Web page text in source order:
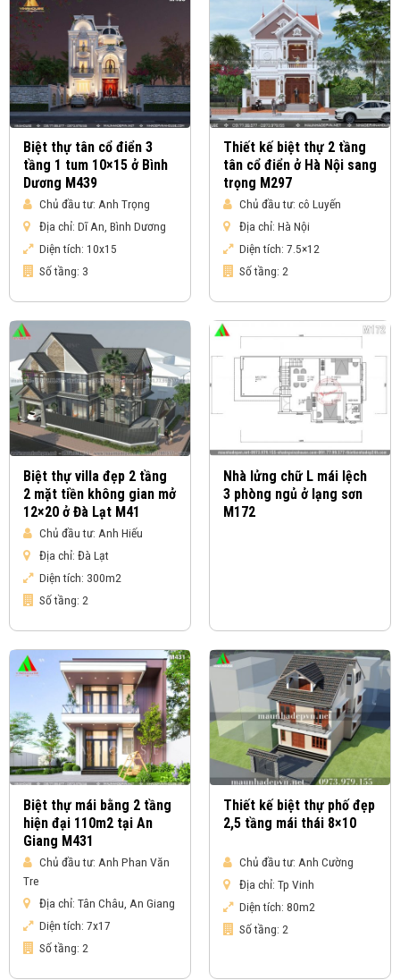
Biệt thự tân cổ điển 3
tầng 1 tum 10×15 ở Bình
Dương M439
Chủ đầu tư: Anh Trọng
Địa chỉ: Dĩ An, Bình Dương
Diện tích: 10x15
Số tầng: 3
Thiết kế biệt thự 2 tầng
tân cổ điển ở Hà Nội sang
trọng M297
Chủ đầu tư: cô Luyến
Địa chỉ: Hà Nội
Diện tích: 7.5×12
Số tầng: 2
Biệt thự villa đẹp 2 tầng
2 mặt tiền không gian mở
12×20 ở Đà Lạt M41
Chủ đầu tư: Anh Hiếu
Địa chỉ: Đà Lạt
Diện tích: 300m2
Số tầng: 2
Nhà lửng chữ L mái lệch
3 phòng ngủ ở lạng sơn
M172
Biệt thự mái bằng 2 tầng
hiện đại 110m2 tại An
Giang M431
Chủ đầu tư: Anh Phan Văn
Tre
Địa chỉ: Tân Châu, An Giang
Diện tích: 7x17
Số tầng: 2
Thiết kế biệt thự phố đẹp
2,5 tầng mái thái 8×10
Chủ đầu tư: Anh Cường
Địa chỉ: Tp Vinh
Diện tích: 80m2
Số tầng: 2